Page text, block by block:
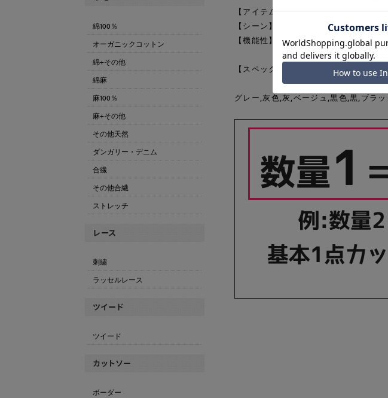
綿100％
オーガニックコットン
綿+その他
綿麻
麻100％
麻+その他
その他天然
ダンガリー・デニム
合繊
その他合繊
ストレッチ
刺繍
ラッセルレース
ツイード
ボーダー
【アイテム】トップス,パンツ
【シーン】カジュアル,フォーマル
【機能性】ストレッチ,イージーケア,
【スペック】混率：ポリエステル95%,
グレー,灰色,灰,ベージュ,黒色,黒,ブラ